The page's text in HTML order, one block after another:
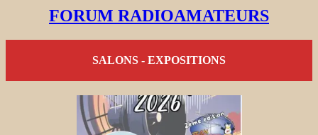
FORUM RADIOAMATEURS
SALONS - EXPOSITIONS